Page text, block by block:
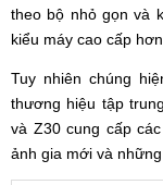
theo bộ nhỏ gọn và
kiểu máy cao cấp hơn.
Tuy nhiên chúng
thương hiệu tập
và Z30 cung cấp
ảnh gia mới và